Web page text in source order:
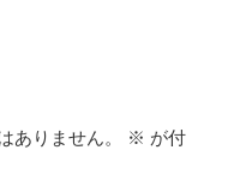
ありません。 ※ が付